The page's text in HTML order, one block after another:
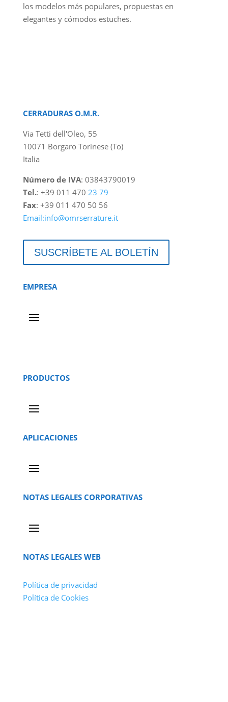
los modelos más populares, propuestas en
elegantes y cómodos estuches.
CERRADURAS O.M.R.
Via Tetti dell'Oleo, 55
10071 Borgaro Torinese (To)
Italia
Número de IVA: 03843790019
Tel.: +39 011 470 23 79
Fax: +39 011 470 50 56
Email:info@omrserrature.it
SUSCRÍBETE AL BOLETÍN
EMPRESA
PRODUCTOS
APLICACIONES
NOTAS LEGALES CORPORATIVAS
NOTAS LEGALES WEB
Política de privacidad
Política de Cookies